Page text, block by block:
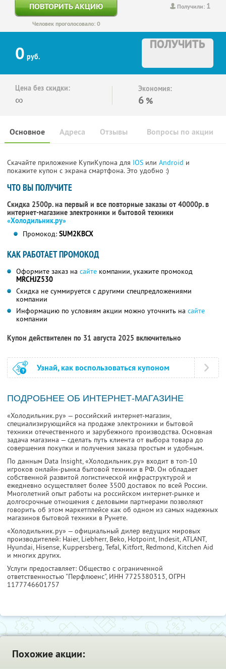
Получили: 1
ПОВТОРИТЬ АКЦИЮ
Человек проголосовало: 0
0 руб.
ПОЛУЧИТЬ
Цена без скидки:
∞
Экономия:
6 %
Основное Отзывы Вопросы по акции
Адреса
Скачайте приложение КупиКупона для IOS или Android и
покажите купон с экрана смартфона. Это удобно :)
ЧТО ВЫ ПОЛУЧИТЕ
Скидка 2500р. на первый и все повторные заказы от 40000р. в
интернет-магазине электроники и бытовой техники
«Холодильник.ру»
Промокод: SUM2KBCX
КАК РАБОТАЕТ ПРОМОКОД
Оформите заказ на сайте компании, укажите промокод
MRCHJZ530
Скидка не суммируется с другими спецпредложениями
компании
Информацию по условиям акции можно уточнить на сайте
компании
Купон действителен по 31 августа 2025 включительно
Узнай, как воспользоваться купоном
ПОДРОБНЕЕ ОБ ИНТЕРНЕТ-МАГАЗИНЕ
«Холодильник.ру» — российский интернет-магазин,
специализирующийся на продаже электроники и бытовой
техники отечественного и зарубежного производства. Основная
задача магазина — сделать путь клиента от выбора товара до
совершения покупки и получения заказа простым и удобным.
По данным Data Insight, «Холодильник.ру» входит в топ-10
игроков онлайн-рынка бытовой техники в РФ. Он обладает
собственной развитой логистической инфраструктурой и
ежедневно осуществляет более 3500 доставок по всей России.
Многолетний опыт работы на российском интернет-рынке и
долгосрочные отношения с деловыми партнерами позволяют
говорить об этом маркетплейсе как об одном из самых надежных
магазинов бытовой техники в Рунете.
«Холодильник.ру» — официальный дилер ведущих мировых
производителей: Haier, Liebherr, Beko, Hotpoint, Indesit, ATLANT,
Hyundai, Hisense, Kuppersberg, Tefal, Kitfort, Redmond, Kitchen Aid
и многих других.
Услуги предоставляет: Общество с ограниченной
ответственностью "Перфлюенс", ИНН 7725380313, ОГРН
1177746601757
Похожие акции: